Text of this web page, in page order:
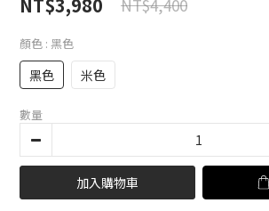
NT$4,400
顏色 : 黑色
黑色 米色
數量
加入購物車